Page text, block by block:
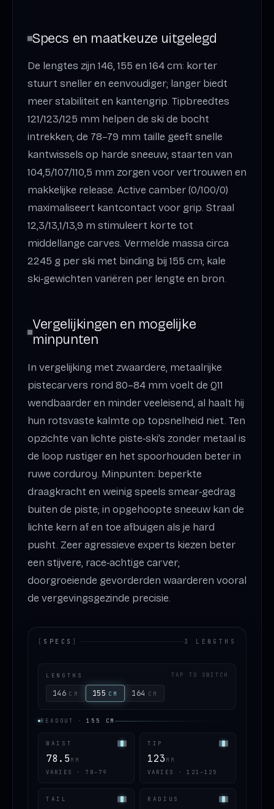
Specs en maatkeuze uitgelegd
De lengtes zijn 146, 155 en 164 cm: korter
stuurt sneller en eenvoudiger; langer biedt
meer stabiliteit en kantengrip. Tipbreedtes
121/123/125 mm helpen de ski de bocht
intrekken; de 78–79 mm taille geeft snelle
kantwissels op harde sneeuw; staarten van
104,5/107/110,5 mm zorgen voor vertrouwen en
makkelijke release. Active camber (0/100/0)
maximaliseert kantcontact voor grip. Straal
12,3/13,1/13,9 m stimuleert korte tot
middellange carves. Vermelde massa circa
2245 g per ski met binding bij 155 cm; kale
ski‑gewichten variëren per lengte en bron.
Vergelijkingen en mogelijke
minpunten
In vergelijking met zwaardere, metaalrijke
pistecarvers rond 80–84 mm voelt de Q11
wendbaarder en minder veeleisend, al haalt hij
hun rotsvaste kalmte op topsnelheid niet. Ten
opzichte van lichte piste‑ski’s zonder metaal is
de loop rustiger en het spoorhouden beter in
ruwe corduroy. Minpunten: beperkte
draagkracht en weinig speels smear‑gedrag
buiten de piste; in opgehoopte sneeuw kan de
lichte kern af en toe afbuigen als je hard
pusht. Zeer agressieve experts kiezen beter
een stijvere, race‑achtige carver;
doorgroeiende gevorderden waarderen vooral
de vergevingsgezinde precisie.
[ SPECS ] 3 LENGTHS
LENGTHS TAP TO SWITCH
146 CM 155 CM 164 CM
READOUT · 155 CM
WAIST
78.5MM
VARIES · 78–79
TIP
123 MM
VARIES · 121–125
TAIL RADIUS